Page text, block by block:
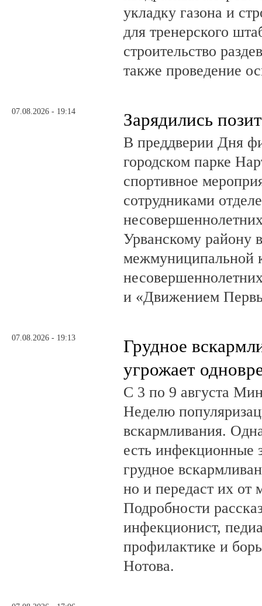
укладку газона и
для тренерского
строительство
также проведение
07.08.2026 - 19:14 Зарядились
В преддверии Дня
городском парке
спортивное
сотрудниками
Урванскому району
межмуниципальной
и «Движением
07.08.2026 - 19:13
Грудное
угрожает
С 3 по 9 августа
Неделю
вскармливания.
есть инфекционные
грудное
но и передаст их от
Подробности
инфекционист,
профилактике и
Нотова.